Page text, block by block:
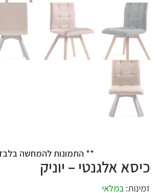
** התמונות להמחשה
כיסא אלגנטי – יוניק
זמינות: במלאי